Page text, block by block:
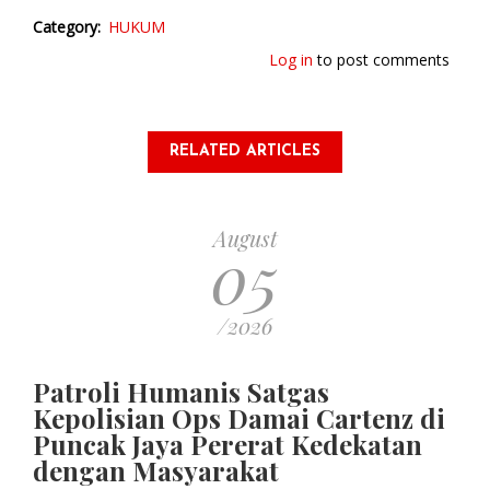
Category HUKUM
Log in to post comments
RELATED ARTICLES
August
05
/2026
Patroli Humanis Satgas
Kepolisian Ops Damai Cartenz di
Puncak Jaya Pererat Kedekatan
dengan Masyarakat